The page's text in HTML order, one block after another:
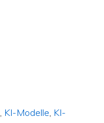
KI-Modelle KI-